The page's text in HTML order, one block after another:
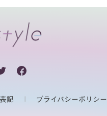
記 プライバシーポリシー